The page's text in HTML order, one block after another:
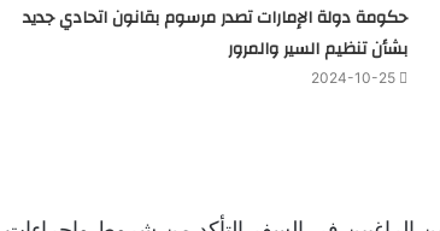
حكومة دولة الإمارات تصدر مرسوم بقانون اتحادي جديد
بشأن تنظيم السير والمرور
2024-10-25